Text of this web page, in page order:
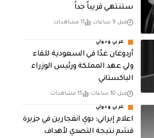
ستنتهي قريباً جداً
قبل 9 ساعات 11 مشاهدات
عربي ودولي
أردوغان غدًا في السعودية للقاء
ولي عهد المملكة ورئيس الوزراء
الباكستاني
قبل 10 ساعات 15 مشاهدات
عربي ودولي
اعلام إيراني: دوي انفجارين في جزيرة
قشم نتيجة التصدي لأهداف